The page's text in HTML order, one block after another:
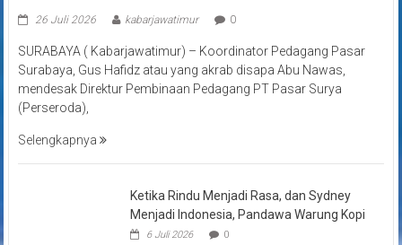
26 Juli 2026 kabarjawatimur 0
SURABAYA ( Kabarjawatimur) – Koordinator Pedagang Pasar
Surabaya, Gus Hafidz atau yang akrab disapa Abu Nawas,
mendesak Direktur Pembinaan Pedagang PT Pasar Surya
(Perseroda),
Selengkapnya
Ketika Rindu Menjadi Rasa, dan Sydney
Menjadi Indonesia, Pandawa Warung Kopi
6 Juli 2026 0